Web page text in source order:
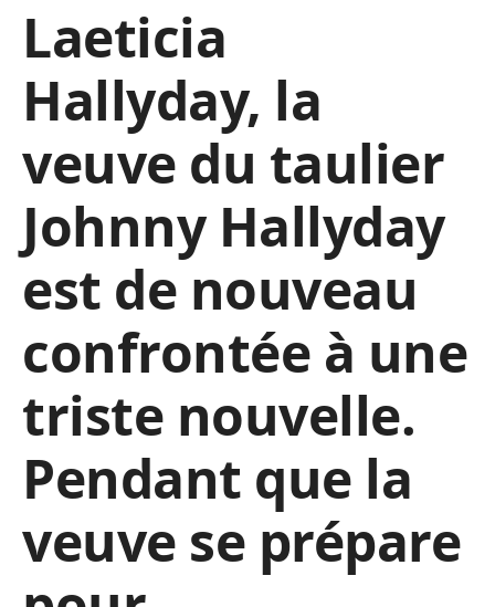
Laeticia
Hallyday, la
veuve du taulier
Johnny Hallyday
est de nouveau
confrontée à une
triste nouvelle.
Pendant que la
veuve se prépare